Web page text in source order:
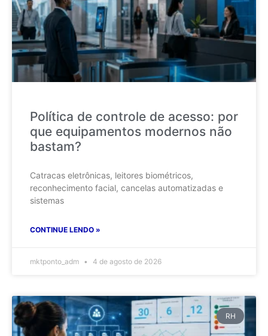
Política de controle de acesso: por
que equipamentos modernos não
bastam?
Catracas eletrônicas, leitores biométricos,
reconhecimento facial, cancelas automatizadas e
sistemas
CONTINUE LENDO »
mktponto_adm 4 de agosto de 2026
RH